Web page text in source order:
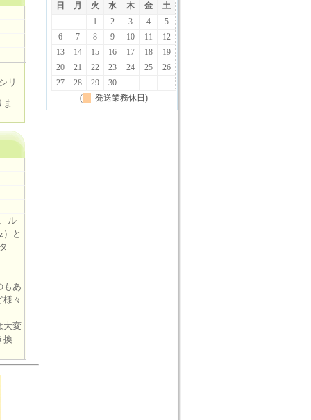
リ
ル
と
もあ
々
大変
換
日
月 火 水 木 金
土
1
2 3 4
5
6
7 8 9 10 11
12
13
14 15 16 17 18
19
20
21 22 23 24 25
26
27
28 29
30
(
発送業務休日)